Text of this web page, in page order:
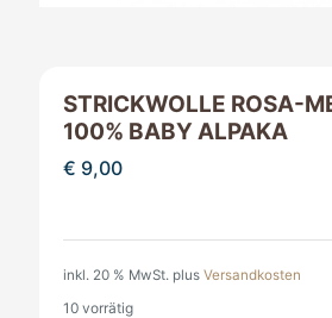
STRICKWOLLE ROSA-
100% BABY ALPAKA
€ 9,00
inkl. 20 % MwSt. plus Versandkosten
10 vorrätig